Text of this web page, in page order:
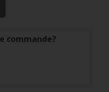
commande?